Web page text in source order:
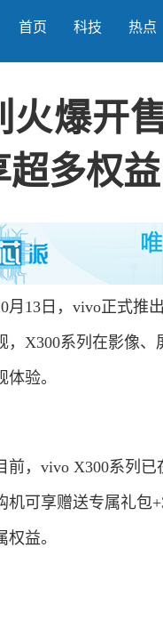
首页 科技 热点
爆开
多权益
13日，vivo正式推出
，X300系列在影像
体验。
vivo X300系列已在
机可享赠送专属礼包
权益。